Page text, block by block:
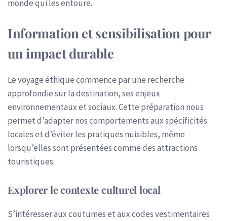
monde qui les entoure.
Information et sensibilisation pour
un impact durable
Le voyage éthique commence par une recherche
approfondie sur la destination, ses enjeux
environnementaux et sociaux. Cette préparation nous
permet d’adapter nos comportements aux spécificités
locales et d’éviter les pratiques nuisibles, même
lorsqu’elles sont présentées comme des attractions
touristiques.
Explorer le contexte culturel local
S’intéresser aux coutumes et aux codes vestimentaires